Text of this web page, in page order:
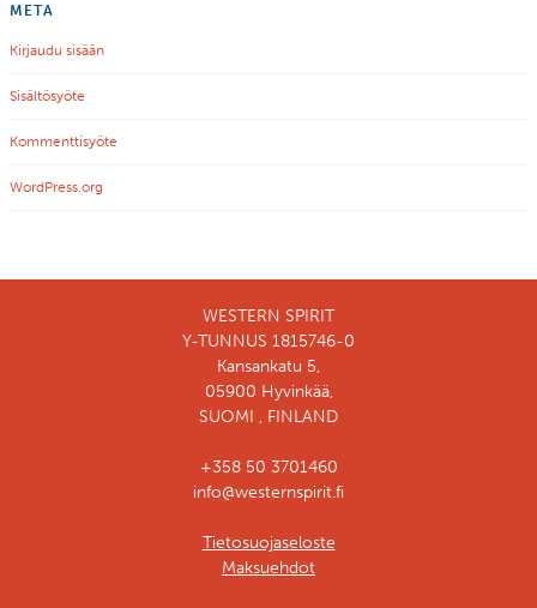
META
Kirjaudu sisään
Sisältösyöte
Kommenttisyöte
WordPress.org
WESTERN SPIRIT
Y-TUNNUS 1815746-0
Kansankatu 5,
05900 Hyvinkää,
SUOMI , FINLAND
+358 50 3701460
info@westernspirit.fi
Tietosuojaseloste
Maksuehdot